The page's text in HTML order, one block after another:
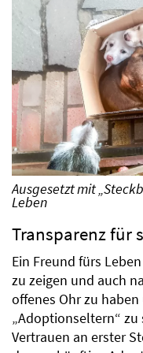
Ausgesetzt mit
Leben
Transparenz für
Ein Freund fürs
zu zeigen und auch
offenes Ohr zu
„Adoptionseltern“
Vertrauen an erster